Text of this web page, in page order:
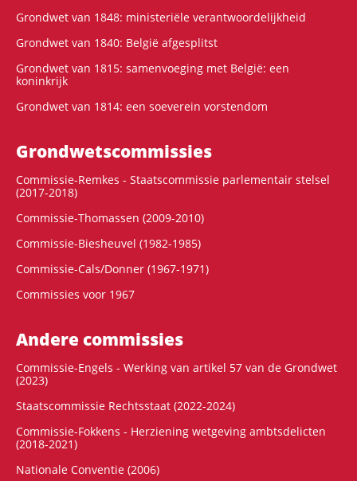
Grondwet van 1848: ministeriële verantwoordelijkheid
Grondwet van 1840: België afgesplitst
Grondwet van 1815: samenvoeging met België: een
koninkrijk
Grondwet van 1814: een soeverein vorstendom
Grondwets­commissies
Commissie-Remkes - Staatscommissie parlementair stelsel
(2017-2018)
Commissie-Thomassen (2009-2010)
Commissie-Biesheuvel (1982-1985)
Commissie-Cals/Donner (1967-1971)
Commissies voor 1967
Andere commissies
Commissie-Engels - Werking van artikel 57 van de Grondwet
(2023)
Staatscommissie Rechtsstaat (2022-2024)
Commissie-Fokkens - Herziening wetgeving ambtsdelicten
(2018-2021)
Nationale Conventie (2006)